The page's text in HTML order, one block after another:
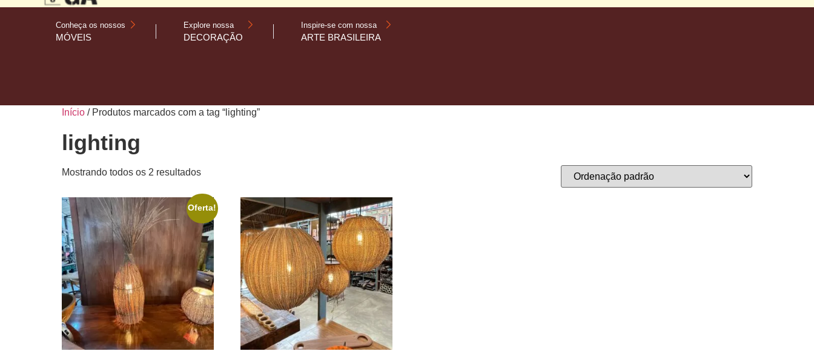
Conheça os nossos
MÓVEIS
Explore nossa
DECORAÇÃO
Inspire-se com nossa
ARTE BRASILEIRA
Início / Produtos marcados com a tag “lighting”
lighting
Mostrando todos os 2 resultados
Oferta!